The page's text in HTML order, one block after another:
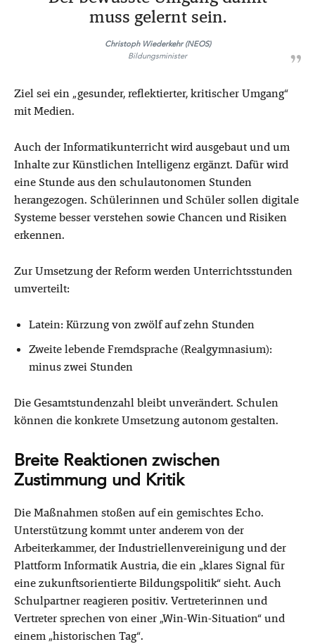
muss gelernt sein.
Christoph Wiederkehr (NEOS)
Bildungsminister
Ziel sei ein „gesunder, reflektierter, kritischer Umgang“
mit Medien.
Auch der Informatikunterricht wird ausgebaut und um
Inhalte zur Künstlichen Intelligenz ergänzt. Dafür wird
eine Stunde aus den schulautonomen Stunden
herangezogen. Schülerinnen und Schüler sollen digitale
Systeme besser verstehen sowie Chancen und Risiken
erkennen.
Zur Umsetzung der Reform werden Unterrichtsstunden
umverteilt:
Latein: Kürzung von zwölf auf zehn Stunden
Zweite lebende Fremdsprache (Realgymnasium):
minus zwei Stunden
Die Gesamtstundenzahl bleibt unverändert. Schulen
können die konkrete Umsetzung autonom gestalten.
Breite Reaktionen zwischen
Zustimmung und Kritik
Die Maßnahmen stoßen auf ein gemischtes Echo.
Unterstützung kommt unter anderem von der
Arbeiterkammer, der Industriellenvereinigung und der
Plattform Informatik Austria, die ein „klares Signal für
eine zukunftsorientierte Bildungspolitik“ sieht. Auch
Schulpartner reagieren positiv. Vertreterinnen und
Vertreter sprechen von einer „Win-Win-Situation“ und
einem „historischen Tag“.